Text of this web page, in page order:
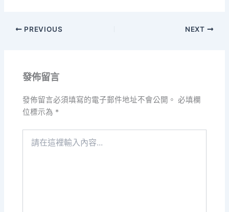
PREVIOUS NEXT
發佈留言
發佈留言必須填寫的電子郵件地址不會公開。 必填欄
位標示為 *